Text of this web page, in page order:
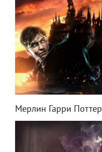
Мерлин Гарри Поттер